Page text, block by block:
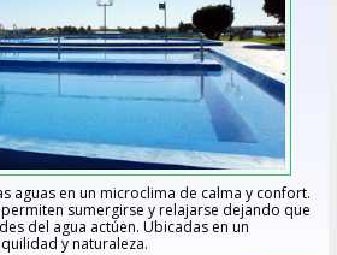
aguas en un microclima de calma y confort.
sumergirse y relajarse dejando que
del agua actúen. Ubicadas en un
y naturaleza.